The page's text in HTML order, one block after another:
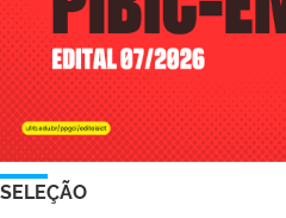
SELEÇÃO